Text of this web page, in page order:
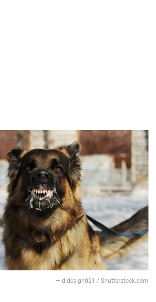
— didesign021 / Shutterstock.com